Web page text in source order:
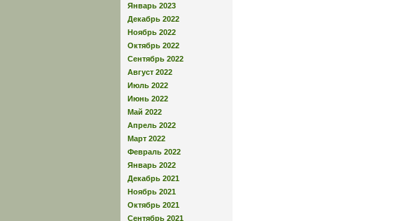
Январь 2023
Декабрь 2022
Ноябрь 2022
Октябрь 2022
Сентябрь 2022
Август 2022
Июль 2022
Июнь 2022
Май 2022
Апрель 2022
Март 2022
Февраль 2022
Январь 2022
Декабрь 2021
Ноябрь 2021
Октябрь 2021
Сентябрь 2021